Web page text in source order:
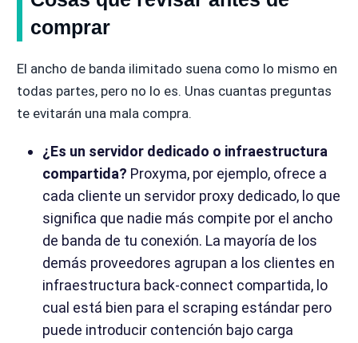
comprar
El ancho de banda ilimitado suena como lo mismo en
todas partes, pero no lo es. Unas cuantas preguntas
te evitarán una mala compra.
¿Es un servidor dedicado o infraestructura
compartida? Proxyma, por ejemplo, ofrece a
cada cliente un servidor proxy dedicado, lo que
significa que nadie más compite por el ancho
de banda de tu conexión. La mayoría de los
demás proveedores agrupan a los clientes en
infraestructura back-connect compartida, lo
cual está bien para el scraping estándar pero
puede introducir contención bajo carga